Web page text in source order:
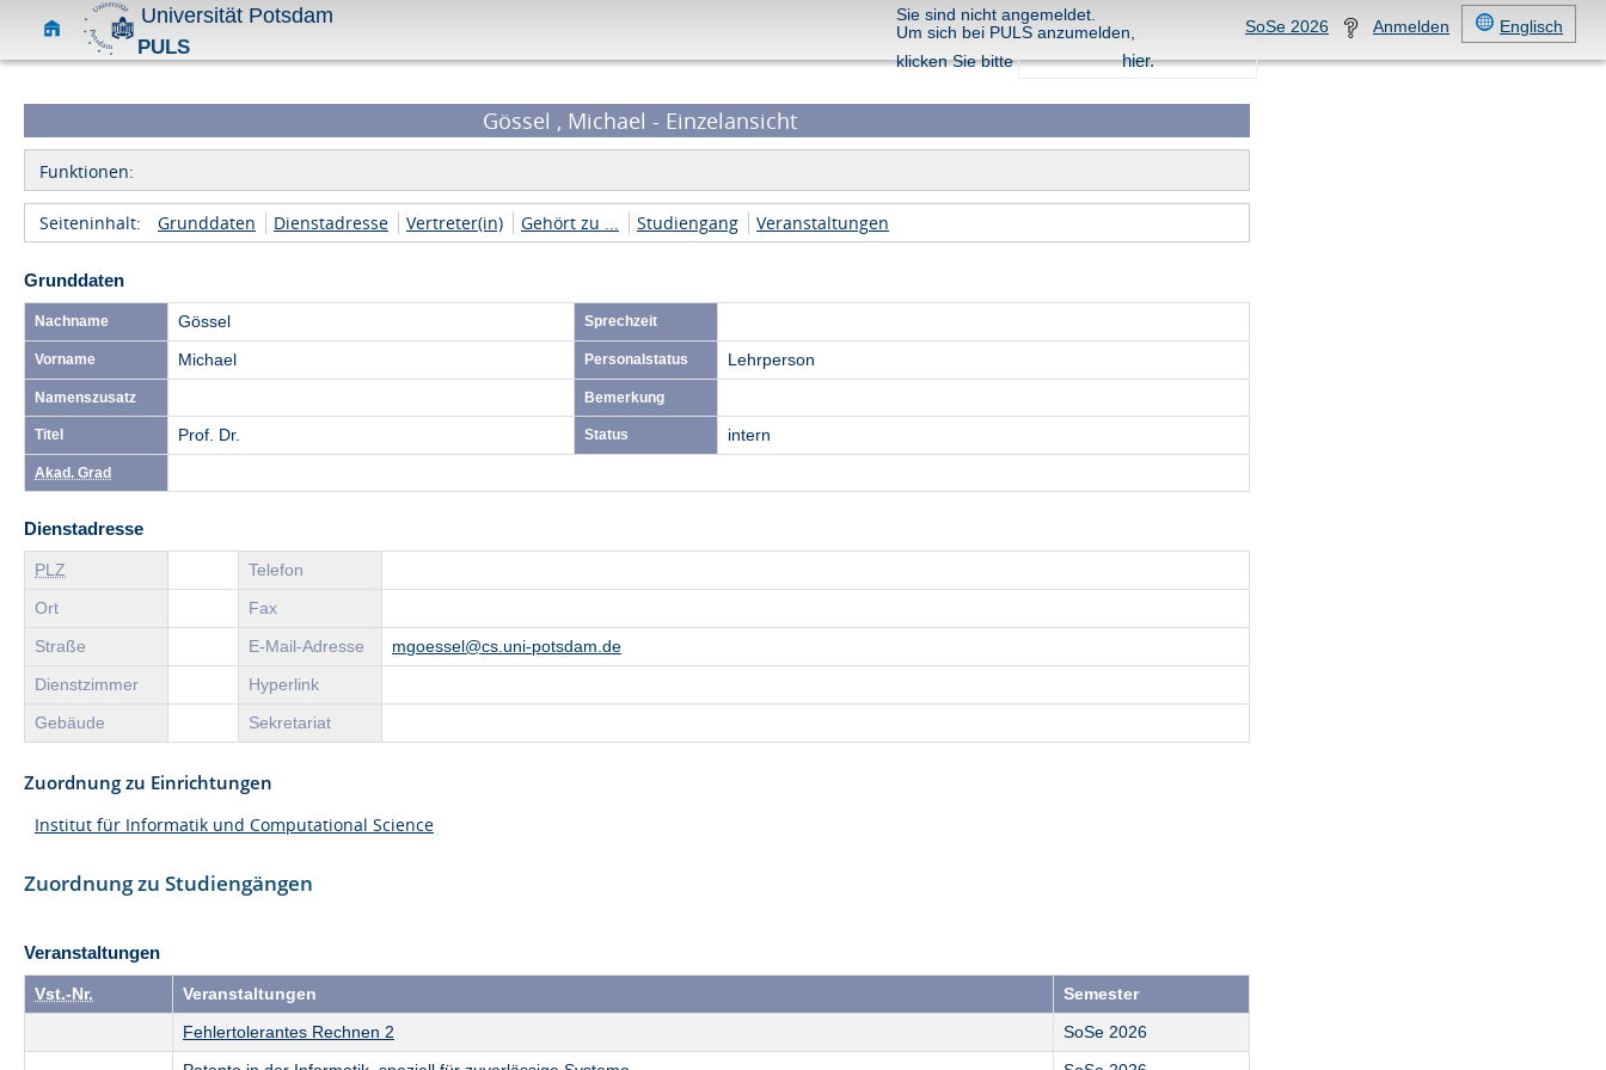
Universität Potsdam
PULS
Englisch
Anmelden
SoSe 2026
Sie sind nicht angemeldet.
Um sich bei PULS anzumelden,
klicken Sie bitte
hier.
Gössel , Michael - Einzelansicht
Funktionen:
Seiteninhalt: Grunddaten Dienstadresse Vertreter(in) Gehört zu ... Studiengang Veranstaltungen
Grunddaten
Nachname Gössel Sprechzeit
Vorname Michael Personalstatus Lehrperson
Namenszusatz Bemerkung
Titel Prof. Dr. Status intern
Akad. Grad
Dienstadresse
PLZ Telefon
Ort Fax
Straße E-Mail-Adresse mgoessel@cs.uni-potsdam.de
Dienstzimmer Hyperlink
Gebäude Sekretariat
Zuordnung zu Einrichtungen
Institut für Informatik und Computational Science
Zuordnung zu Studiengängen
Veranstaltungen
Vst.-Nr. Veranstaltungen Semester
Fehlertolerantes Rechnen 2 SoSe 2026